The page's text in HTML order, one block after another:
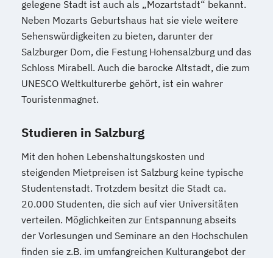
Governance (EN)
Politikwissenschaft Psycho-
Neuro- und Klinische Linguistik
Psychologie
Psychologie und Philosophie (Lehramt)
Pädagog/innenbildung
Rechtswissenschaften
Romanistik Russisch (Lehramt)
Schule und Religion (Lehramt)
Science and Technology of Materials (EN)
Slawistik Soziologie Spanisch (Lehramt)
Sport- und Bewegungswissenschaft
Sport- und Bewegungswissenschaft:
gelegene Stadt ist auch als „Mozartstadt“ bekannt.
Neben Mozarts Geburtshaus hat sie viele weitere
Sehenswürdigkeiten zu bieten, darunter der
Salzburger Dom, die Festung Hohensalzburg und das
Schloss Mirabell. Auch die barocke Altstadt, die zum
UNESCO Weltkulturerbe gehört, ist ein wahrer
Touristenmagnet.
Studieren in Salzburg
Mit den hohen Lebenshaltungskosten und
steigenden Mietpreisen ist Salzburg keine typische
Studentenstadt. Trotzdem besitzt die Stadt ca.
20.000 Studenten, die sich auf vier Universitäten
verteilen. Möglichkeiten zur Entspannung abseits
der Vorlesungen und Seminare an den Hochschulen
finden sie z.B. im umfangreichen Kulturangebot der